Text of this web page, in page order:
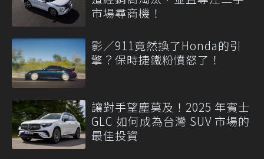
市場尋商機！
影／911竟然換了Honda的引
擎？保時捷鐵粉憤怒了！
讓對手望塵莫及！2025 年賓士
GLC 如何成為台灣 SUV 市場的
最佳投資